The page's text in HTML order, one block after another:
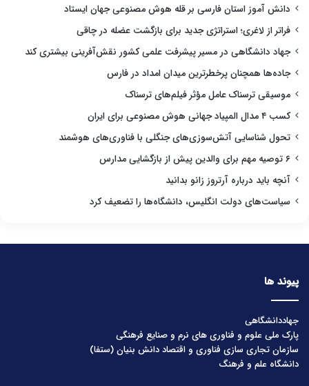
دانش آموز استان فارسی بر قله هوش مصنوعی جهان ایستاد
فراتر از لاغری؛ استراتژی جدید برای بازگشت عضله در چاقی
جهاد دانشگاهی در مسیر پیشرفت علمی کشور نقش‌آفرینی بیشتری کند
جاده‌ها همچنان پرخطرترین میدان امداد در فارس
موسیقی ترسناک عامل مؤثر فیلم‌های ترسناک
کسب ۴ مدال المپیاد جهانی هوش مصنوعی برای ایران
تحول شناسایی آتش‌سوزی‌های جنگلی با فناوری‌های هوشمند
۶ توصیه مهم برای والدین پیش از بازگشایی مدارس
آنچه باید درباره آرتروز زانو بدانید
سیاست‌های دولت انگلیس، دانشگاه‌ها را تضعیف کرد
پیوند ها
جهاددانشگاهی
پارک ملی علوم و فناوری های نرم و صنایع فرهنگی
سازمان تجاری سازی فناوری و اقتصاد دانش بنیان (ستفا)
دانشگاه علم و فرهنگ